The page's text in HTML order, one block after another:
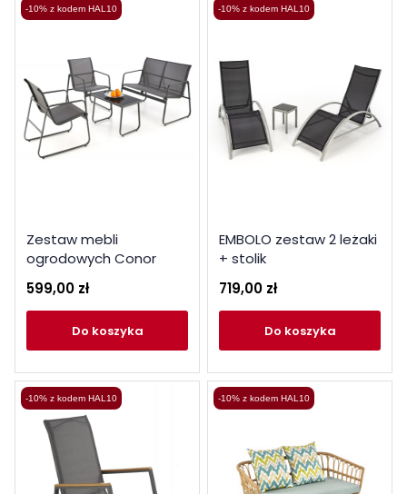
-10% z kodem HAL10
Zestaw mebli
ogrodowych Conor
(sofa + 2xfotel + ława)
ciemny popiel
599,00 zł
do koszyka
-10% z kodem HAL10
EMBOLO zestaw 2 leżaki
+ stolik
719,00 zł
do koszyka
-10% z kodem HAL10 -10% z kodem HAL10